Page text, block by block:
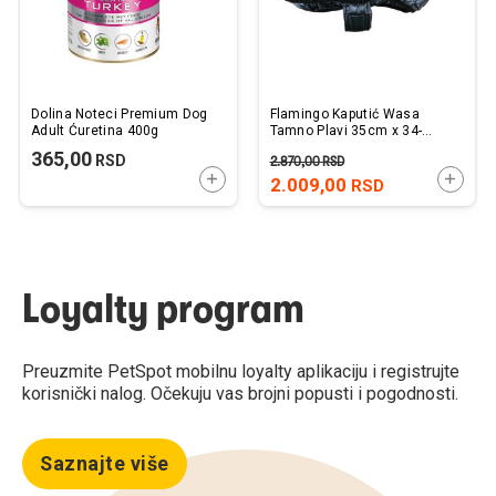
Dolina Noteci Premium Dog
Adult Ćuretina 400g
365,00 RSD
DODAJTE U KORPU
Flamingo Kaputić Wasa
Tamno Plavi 35cm x 34-
2.009,00 RSD
2.870,00RSD
Loyalty program
Preuzmite PetSpot mobilnu loyalty aplikaciju i registrujte
korisnički nalog. Očekuju vas brojni popusti i pogodnosti.
Saznajte više